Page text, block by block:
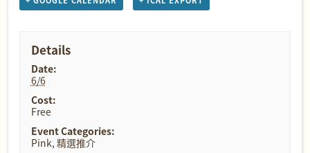
Details
Date:
6/6
Cost:
Free
Event Categories:
Pink, 精選推介